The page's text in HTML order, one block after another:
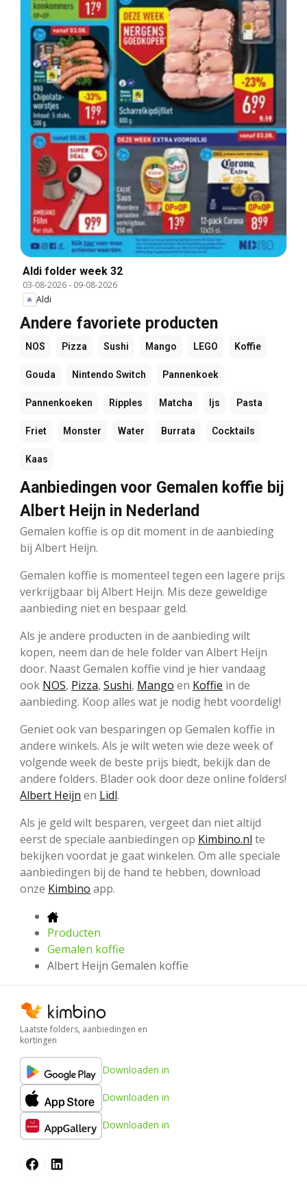
Aldi folder week 32
03-08-2026- 09-08-2026
Aldi
Andere favoriete producten
NOS Pizza Sushi Mango LEGO Koffie
Gouda Nintendo Switch Pannenkoek
Pannenkoeken Ripples Matcha Ijs Pasta
Friet Monster Water Burrata Cocktails
Kaas
Aanbiedingen voor Gemalen koffie bij
Albert Heijn in Nederland
Gemalen koffie is op dit moment in de aanbieding
bij Albert Heijn.
Gemalen koffie is momenteel tegen een lagere prijs
verkrijgbaar bij Albert Heijn. Mis deze geweldige
aanbieding niet en bespaar geld.
Als je andere producten in de aanbieding wilt
kopen, neem dan de hele folder van Albert Heijn
door. Naast Gemalen koffie vind je hier vandaag
ook NOS, Pizza, Sushi, Mango en Koffie in de
aanbieding. Koop alles wat je nodig hebt voordelig!
Geniet ook van besparingen op Gemalen koffie in
andere winkels. Als je wilt weten wie deze week of
volgende week de beste prijs biedt, bekijk dan de
andere folders. Blader ook door deze online folders!
Albert Heijn en Lidl.
Als je geld wilt besparen, vergeet dan niet altijd
eerst de speciale aanbiedingen op Kimbino.nl te
bekijken voordat je gaat winkelen. Om alle speciale
aanbiedingen bij de hand te hebben, download
onze Kimbino app.
Producten
Gemalen koffie
Albert Heijn Gemalen koffie
Laatste folders, aanbiedingen en
kortingen
Downloaden in
Downloaden in
Downloaden in